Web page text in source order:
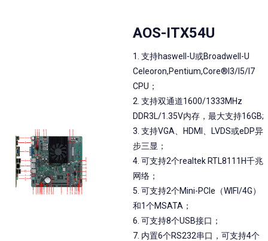
AOS-ITX54U
1. 支持haswell-U或Broadwell-U
Celeoron,Pentium,Core®I3/I5/I7
CPU；
2. 支持双通道1600/1333MHz
DDR3L/1.35V内存，最大支持16GB;
3. 支持VGA、HDMI、LVDS或eDP异
步三显；
4. 可支持2个realtek RTL8111H千兆
网络；
5. 可支持2个Mini-PCIe（WIFI/4G）
和1个MSATA；
6. 可支持8个USB接口；
7. 内置6个RS232串口，可支持4个